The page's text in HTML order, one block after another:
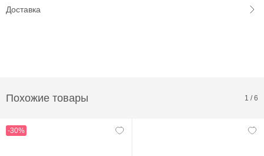
Доставка
Похожие товары 1 /6
-30%